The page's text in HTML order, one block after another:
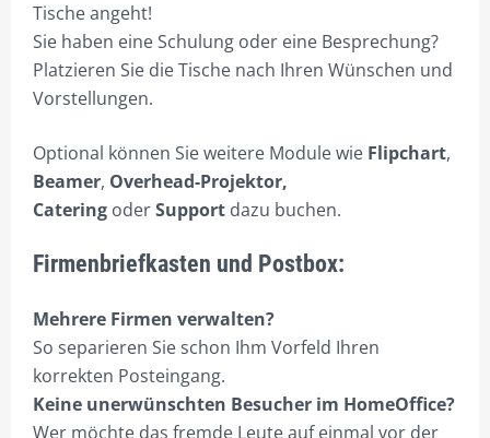
PREISE & LEISTUNGEN
ANGEBOTSÜBERSICHT
WIDERRUF
ZAHLUNGSARTEN
Tische angeht!
Sie haben eine Schulung oder eine Besprechung?
Platzieren Sie die Tische nach Ihren Wünschen und
Vorstellungen.
Optional können Sie weitere Module wie Flipchart,
Beamer, Overhead-Projektor,
Catering oderSupport dazu buchen.
Firmenbriefkasten und Postbox:
Mehrere Firmen verwalten?
So separieren Sie schon Ihm Vorfeld Ihren
korrekten Posteingang.
Keine unerwünschten Besucher im HomeOffice?
Wer möchte das fremde Leute auf einmal vor der